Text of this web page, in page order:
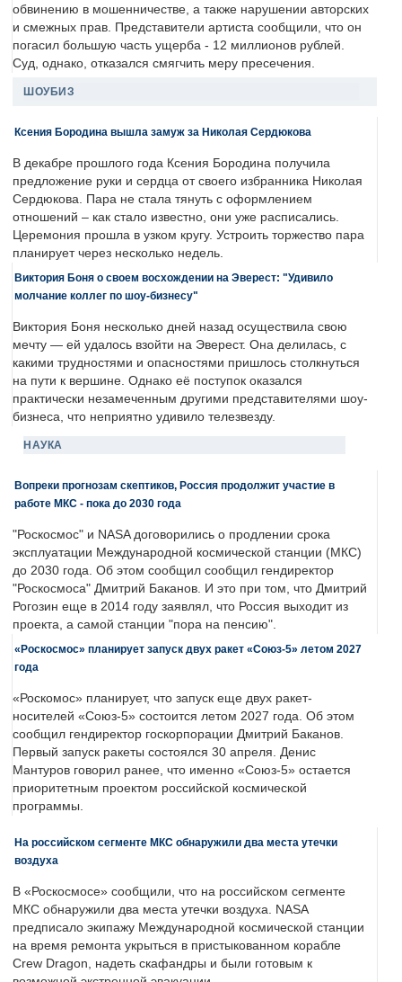
обвинению в мошенничестве, а также нарушении авторских
и смежных прав. Представители артиста сообщили, что он
погасил большую часть ущерба - 12 миллионов рублей.
Суд, однако, отказался смягчить меру пресечения.
ШОУБИЗ
Ксения Бородина вышла замуж за Николая Сердюкова
В декабре прошлого года Ксения Бородина получила
предложение руки и сердца от своего избранника Николая
Сердюкова. Пара не стала тянуть с оформлением
отношений – как стало известно, они уже расписались.
Церемония прошла в узком кругу. Устроить торжество пара
планирует через несколько недель.
Виктория Боня о своем восхождении на Эверест: "Удивило
молчание коллег по шоу-бизнесу"
Виктория Боня несколько дней назад осуществила свою
мечту — ей удалось взойти на Эверест. Она делилась, с
какими трудностями и опасностями пришлось столкнуться
на пути к вершине. Однако её поступок оказался
практически незамеченным другими представителями шоу-
бизнеса, что неприятно удивило телезвезду.
НАУКА
Вопреки прогнозам скептиков, Россия продолжит участие в
работе МКС - пока до 2030 года
"Роскосмос" и NASA договорились о продлении срока
эксплуатации Международной космической станции (МКС)
до 2030 года. Об этом сообщил сообщил гендиректор
"Роскосмоса" Дмитрий Баканов. И это при том, что Дмитрий
Рогозин еще в 2014 году заявлял, что Россия выходит из
проекта, а самой станции "пора на пенсию".
«Роскосмос» планирует запуск двух ракет «Союз-5» летом 2027
года
«Роскомос» планирует, что запуск еще двух ракет-
носителей «Союз-5» состоится летом 2027 года. Об этом
сообщил гендиректор госкорпорации Дмитрий Баканов.
Первый запуск ракеты состоялся 30 апреля. Денис
Мантуров говорил ранее, что именно «Союз-5» остается
приоритетным проектом российской космической
программы.
На российском сегменте МКС обнаружили два места утечки
воздуха
В «Роскосмосе» сообщили, что на российском сегменте
МКС обнаружили два места утечки воздуха. NASA
предписало экипажу Международной космической станции
на время ремонта укрыться в пристыкованном корабле
Crew Dragon, надеть скафандры и были готовым к